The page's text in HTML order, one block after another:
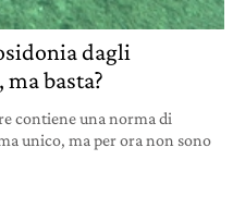
dagli
ma basta?
contiene una norma di
unico, ma per ora non sono